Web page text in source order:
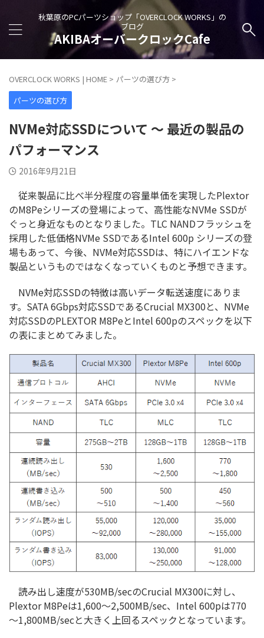
秋葉原のPCパーツショップ「OVERCLOCK WORKS」の
ブログ
AKIBAオーバークロックCafe
OVERCLOCK WORKS | HOME > パーツの選び方 >
パーツの選び方
NVMe対応SSDについて ～ 最近の製品の
パフォーマンス
2016年9月21日
従来製品に比べ半分程度の容量単価を実現したPlextor
のM8Peシリーズの登場によって、高性能なNVMe SSDが
ぐっと身近なものとなりました。TLC NANDフラッシュを
採用した低価格NVMe SSDであるIntel 600p シリーズの登
場もあって、今後、NVMe対応SSDは、特にハイエンドな
製品というものではなくなっていくものと予想できます。
NVMe対応SSDの特徴は高いデータ転送速度にありま
す。SATA 6Gbps対応SSDであるCrucial MX300と、NVMe
対応SSDのPLEXTOR M8PeとIntel 600pのスペックを以下
の表にまとめてみました。
読み出し速度が530MB/secのCrucial MX300に対し、
Plextor M8Peは1,600～2,500MB/sec、Intel 600pは770
～1,800MB/secと大きく上回るスペックとなっています。